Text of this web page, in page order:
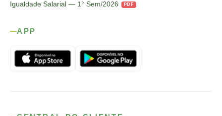
Igualdade Salarial — 1° Sem/2026
PDF
APP